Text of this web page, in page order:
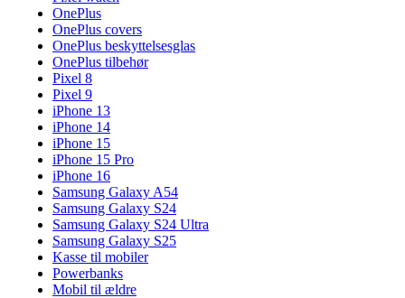
OnePlus
OnePlus covers
OnePlus beskyttelsesglas
OnePlus tilbehør
Pixel 8
Pixel 9
iPhone 13
iPhone 14
iPhone 15
iPhone 15 Pro
iPhone 16
Samsung Galaxy A54
Samsung Galaxy S24
Samsung Galaxy S24 Ultra
Samsung Galaxy S25
Kasse til mobiler
Powerbanks
Mobil til ældre